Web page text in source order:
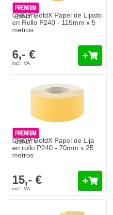
CROP GoldX Papel de Lijado
en Rollo P240 - 115mm x 5
metros
6,- €
CROP GoldX Papel de Lija
en rollo P240 - 70mm x 25
metros
15,- €